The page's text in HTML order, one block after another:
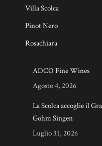
Villa Scolca
Pinot Nero
Rosachiara
ADCO Fine Wines
Agosto 4, 2026
La Scolca accoglie il
Gohm Singen
Luglio 31, 2026